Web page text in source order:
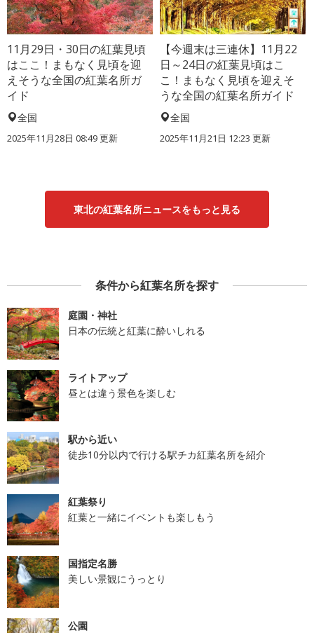
11月29日・30日の紅葉見頃
はここ！まもなく見頃を迎
えそうな全国の紅葉名所ガ
イド
全国
2025年11月28日 08:49 更新
【今週末は三連休】11月22
日～24日の紅葉見頃はこ
こ！まもなく見頃を迎えそ
うな全国の紅葉名所ガイド
全国
2025年11月21日 12:23 更新
東北の紅葉名所ニュースをもっと見る
条件から紅葉名所を探す
庭園・神社
日本の伝統と紅葉に酔いしれる
ライトアップ
昼とは違う景色を楽しむ
駅から近い
徒歩10分以内で行ける駅チカ紅葉名所を紹介
紅葉祭り
紅葉と一緒にイベントも楽しもう
国指定名勝
美しい景観にうっとり
公園